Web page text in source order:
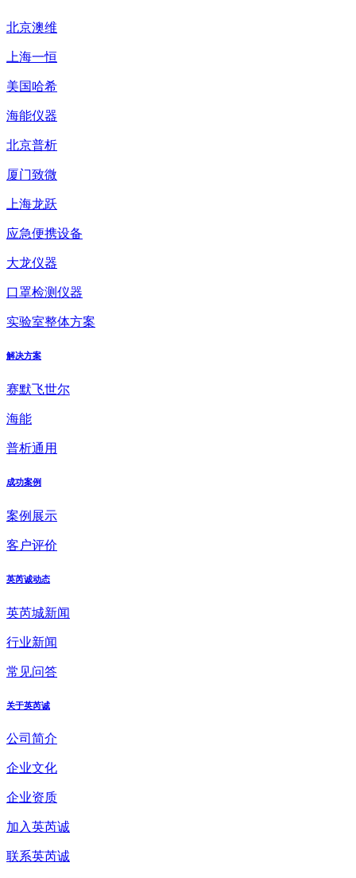
北京澳维
上海一恒
美国哈希
海能仪器
北京普析
厦门致微
上海龙跃
应急便携设备
大龙仪器
口罩检测仪器
实验室整体方案
解决方案
赛默飞世尔
海能
普析通用
成功案例
案例展示
客户评价
英芮诚动态
英芮城新闻
行业新闻
常见问答
关于英芮诚
公司简介
企业文化
企业资质
加入英芮诚
联系英芮诚